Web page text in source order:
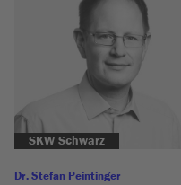
SKW Schwarz
Dr. Stefan Peintinger